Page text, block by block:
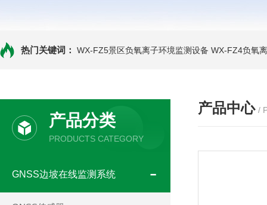
热门关键词： WX-FZ5景区负氧离子环境监测设备 WX-FZ4负氧
产品分类
PRODUCTS CATEGORY
GNSS边坡在线监测系统
产品中心 /